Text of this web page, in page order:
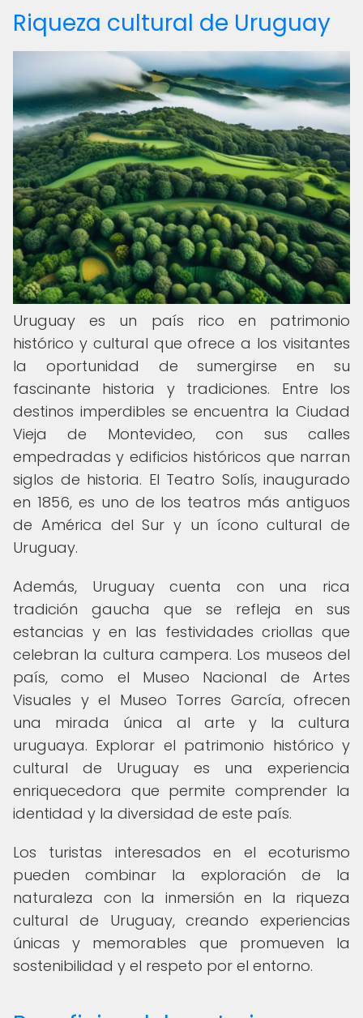
Riqueza cultural de Uruguay
Uruguay es un país rico en patrimonio
histórico y cultural que ofrece a los visitantes
la oportunidad de sumergirse en su
fascinante historia y tradiciones. Entre los
destinos imperdibles se encuentra la Ciudad
Vieja de Montevideo, con sus calles
empedradas y edificios históricos que narran
siglos de historia. El Teatro Solís, inaugurado
en 1856, es uno de los teatros más antiguos
de América del Sur y un ícono cultural de
Uruguay.
Además, Uruguay cuenta con una rica
tradición gaucha que se refleja en sus
estancias y en las festividades criollas que
celebran la cultura campera. Los museos del
país, como el Museo Nacional de Artes
Visuales y el Museo Torres García, ofrecen
una mirada única al arte y la cultura
uruguaya. Explorar el patrimonio histórico y
cultural de Uruguay es una experiencia
enriquecedora que permite comprender la
identidad y la diversidad de este país.
Los turistas interesados en el ecoturismo
pueden combinar la exploración de la
naturaleza con la inmersión en la riqueza
cultural de Uruguay, creando experiencias
únicas y memorables que promueven la
sostenibilidad y el respeto por el entorno.